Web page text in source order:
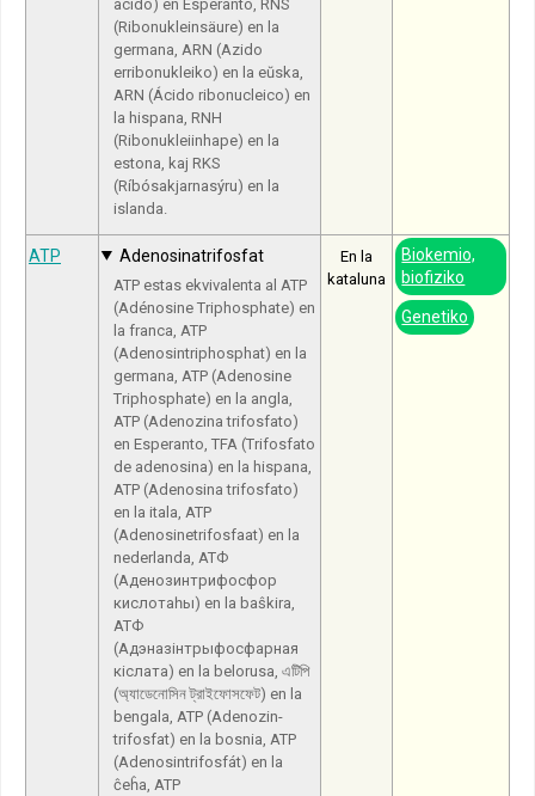
acido) en Esperanto, RNS
(Ribonukleinsäure) en la
germana, ARN (Azido
erribonukleiko) en la eŭska,
ARN (Ácido ribonucleico) en
la hispana, RNH
(Ribonukleiinhape) en la
estona, kaj RKS
(Ríbósakjarnasýru) en la
islanda.
ATP Adenosinatrifosfat
ATP estas ekvivalenta al ATP
(Adénosine Triphosphate) en
la franca, ATP
(Adenosintriphosphat) en la
germana, ATP (Adenosine
Triphosphate) en la angla,
ATP (Adenozina trifosfato)
en Esperanto, TFA (Trifosfato
de adenosina) en la hispana,
ATP (Adenosina trifosfato)
en la itala, ATP
(Adenosinetrifosfaat) en la
nederlanda, АТФ
(Аденозинтрифосфор
кислотаһы) en la baŝkira,
АТФ
(Адэназінтрыфосфарная
кіслата) en la belorusa, এটিপি
(অ্যাডেনোসিন ট্রাইফোসফেট) en la
bengala, ATP (Adenozin-
trifosfat) en la bosnia, ATP
(Adenosintrifosfát) en la
ĉeĥa, ATP
En la
kataluna
Biokemio,
biofiziko
Genetiko